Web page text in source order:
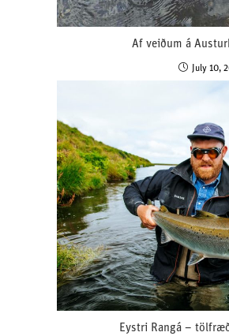
Af veiðum á
July 10,
Eystri Rangá –